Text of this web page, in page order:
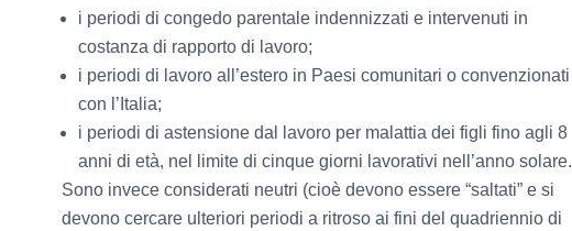
i periodi di congedo parentale indennizzati e intervenuti in
costanza di rapporto di lavoro;
i periodi di lavoro all’estero in Paesi comunitari o convenzionati
con l’Italia;
i periodi di astensione dal lavoro per malattia dei figli fino agli 8
anni di età, nel limite di cinque giorni lavorativi nell’anno solare.
Sono invece considerati neutri (cioè devono essere “saltati” e si
devono cercare ulteriori periodi a ritroso ai fini del quadriennio di